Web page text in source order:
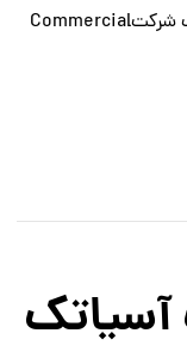
این شرکت در سال ۱۳۵۳ با همکاری یک شرکتCommercial
آسیاتک